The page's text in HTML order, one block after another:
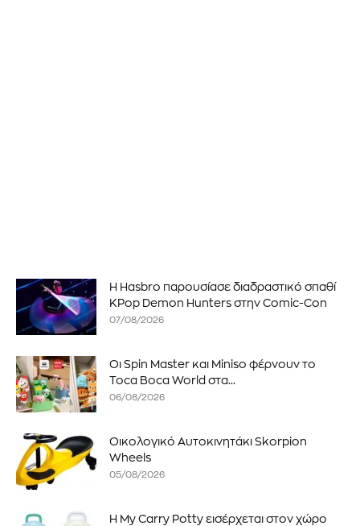
Η Hasbro παρουσίασε διαδραστικό σπαθί
KPop Demon Hunters στην Comic-Con
07/08/2026
Οι Spin Master και Miniso φέρνουν το
Toca Boca World στα...
06/08/2026
Οικολογικό Αυτοκινητάκι Skorpion
Wheels
05/08/2026
Η My Carry Potty εισέρχεται στον χώρο